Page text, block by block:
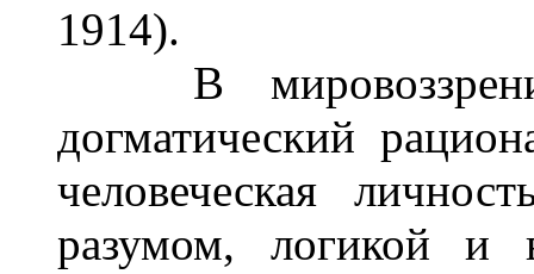
1914).
В
догматический
человеческая
разумом, логикой и